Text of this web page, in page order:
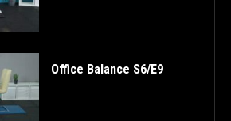
Office Balance S6/E9